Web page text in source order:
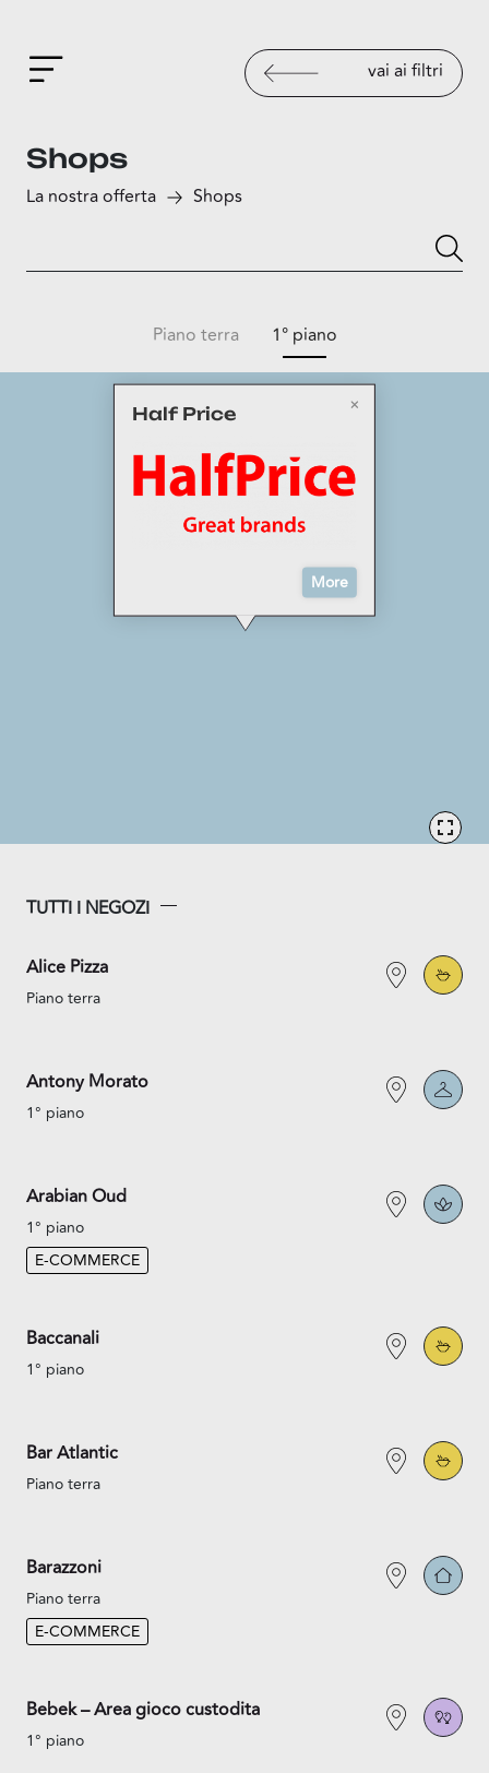
vai ai filtri
Shops
La nostra offerta Shops
Half Price
More
Piano terra 1° piano
TUTTI I NEGOZI
Alice Pizza
Piano terra
Antony Morato
1° piano
Arabian Oud
1° piano
E-COMMERCE
Baccanali
1° piano
Bar Atlantic
Piano terra
Barazzoni
Piano terra
E-COMMERCE
Bebek – Area gioco custodita
1° piano